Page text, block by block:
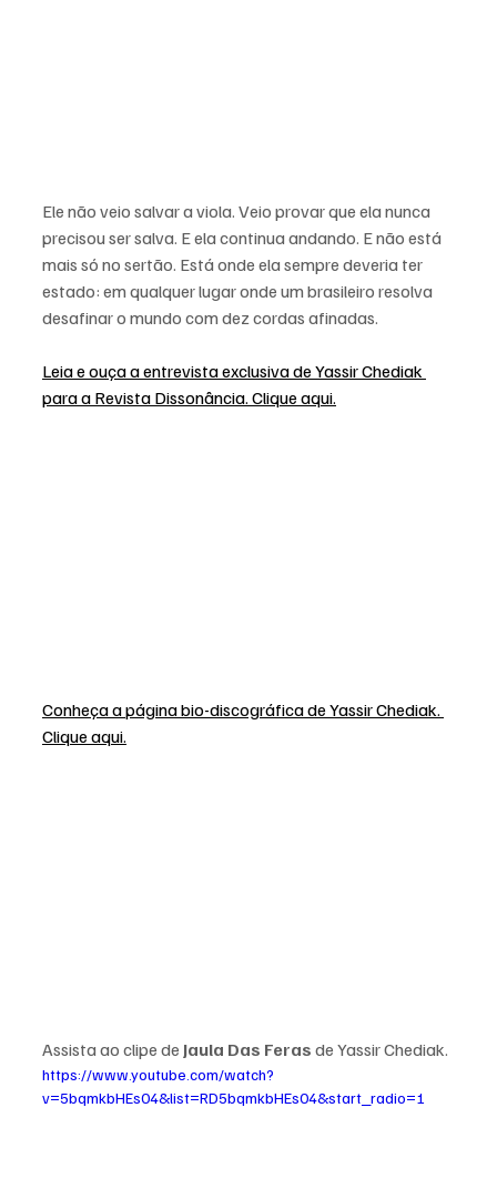
Ele não veio salvar a viola. Veio provar que ela nunca
precisou ser salva. E ela continua andando. E não está
mais só no sertão. Está onde ela sempre deveria ter
estado: em qualquer lugar onde um brasileiro resolva
desafinar o mundo com dez cordas afinadas.
Leia e ouça a entrevista exclusiva de Yassir Chediak
para a Revista Dissonância. Clique aqui.
Conheça a página bio-discográfica de Yassir Chediak.
Clique aqui.
Assista ao clipe de Jaula Das Feras de Yassir Chediak.
https://www.youtube.com/watch?
v=5bqmkbHEs04&list=RD5bqmkbHEs04&start_radio=1